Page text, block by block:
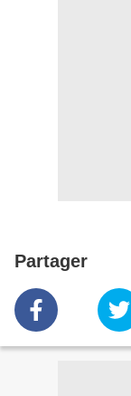
Partager